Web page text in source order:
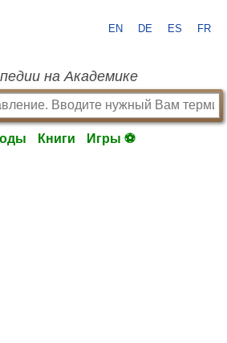
EN DE ES FR
на Академике
Книги Игры ⚽